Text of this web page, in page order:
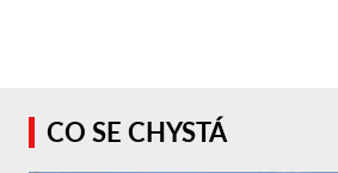
CO SE CHYSTÁ